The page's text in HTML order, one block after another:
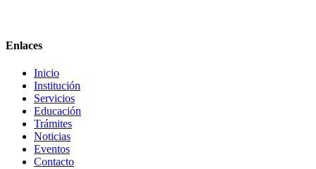
Enlaces
Inicio
Institución
Servicios
Educación
Trámites
Noticias
Eventos
Contacto